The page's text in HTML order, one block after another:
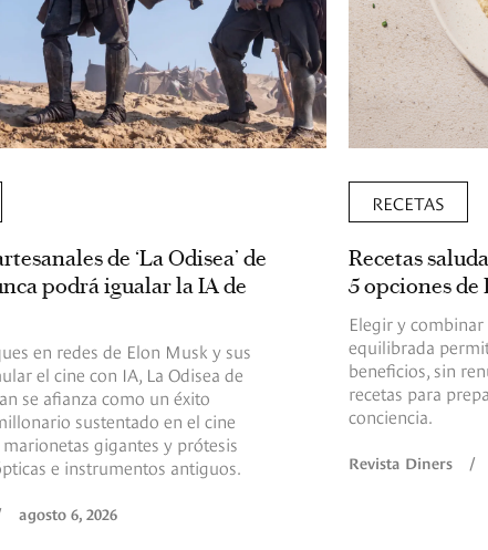
de ‘La Odisea’ de
podrá igualar la IA de
en redes de Elon Musk y sus
el cine con IA, La Odisea de
se afianza como un éxito
sustentado en el cine
gigantes y prótesis
e instrumentos antiguos.
agosto 6, 2026
RECETAS
Recetas
5 opciones de
Elegir y
equilibrada
beneficios, sin
recetas para
conciencia.
Revista Diners /